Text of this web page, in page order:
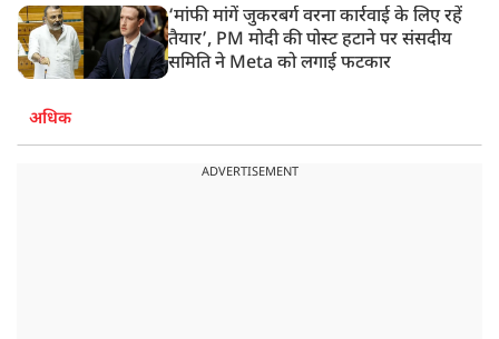
‘मांफी मांगें जुकरबर्ग वरना कार्रवाई के लिए रहें
तैयार’, PM मोदी की पोस्ट हटाने पर संसदीय
समिति ने Meta को लगाई फटकार
अधिक
ADVERTISEMENT